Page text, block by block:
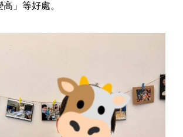
」等好處。